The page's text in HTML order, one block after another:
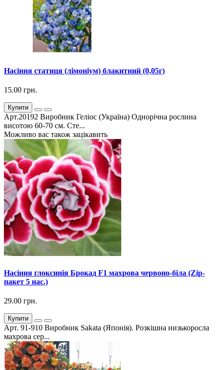
Насіння статиця (лімоніум) блакитний (0,05г)
15.00 грн.
Купити
Арт.20192 Виробник Геліос (Україна) Однорічна рослина
висотою 60-70 см. Сте...
Можливо вас також зацікавить
Насіння глоксинія Брокад F1 махрова червоно-біла (Zip-
пакет 5 нас.)
29.00 грн.
Купити
Арт. 91-910 Виробник Sakata (Японія). Розкішна низькоросла
махрова сер...